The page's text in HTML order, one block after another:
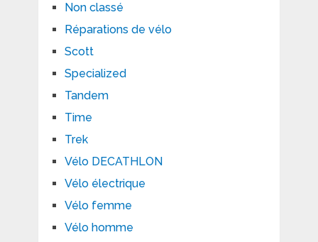
Non classé
Réparations de vélo
Scott
Specialized
Tandem
Time
Trek
Vélo DECATHLON
Vélo électrique
Vélo femme
Vélo homme